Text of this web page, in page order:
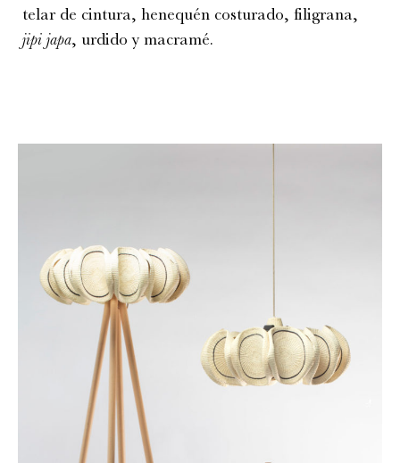
telar de cintura, henequén costurado, filigrana,
jipi japa, urdido y macramé.